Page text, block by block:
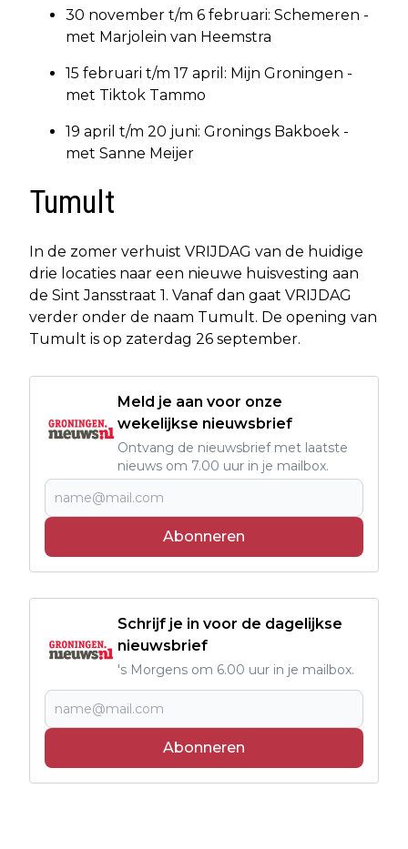
30 november t/m 6 februari: Schemeren -
met Marjolein van Heemstra
15 februari t/m 17 april: Mijn Groningen -
met Tiktok Tammo
19 april t/m 20 juni: Gronings Bakboek -
met Sanne Meijer
Tumult
In de zomer verhuist VRIJDAG van de huidige
drie locaties naar een nieuwe huisvesting aan
de Sint Jansstraat 1. Vanaf dan gaat VRIJDAG
verder onder de naam Tumult. De opening van
Tumult is op zaterdag 26 september.
Meld je aan voor onze
wekelijkse nieuwsbrief
Ontvang de nieuwsbrief met laatste
nieuws om 7.00 uur in je mailbox.
Abonneren
Schrijf je in voor de dagelijkse
nieuwsbrief
's Morgens om 6.00 uur in je mailbox.
Abonneren